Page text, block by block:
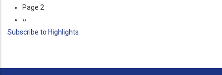
page
Page 2
Next
page
››
Subscribe to Highlights